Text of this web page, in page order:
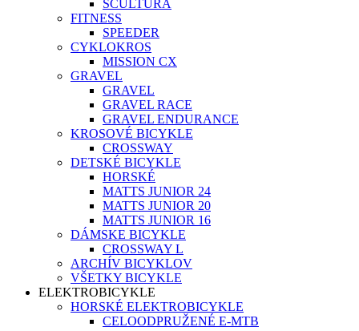
SCULTURA
FITNESS
SPEEDER
CYKLOKROS
MISSION CX
GRAVEL
GRAVEL
GRAVEL RACE
GRAVEL ENDURANCE
KROSOVÉ BICYKLE
CROSSWAY
DETSKÉ BICYKLE
HORSKÉ
MATTS JUNIOR 24
MATTS JUNIOR 20
MATTS JUNIOR 16
DÁMSKE BICYKLE
CROSSWAY L
ARCHÍV BICYKLOV
VŠETKY BICYKLE
ELEKTROBICYKLE
HORSKÉ ELEKTROBICYKLE
CELOODPRUŽENÉ E-MTB